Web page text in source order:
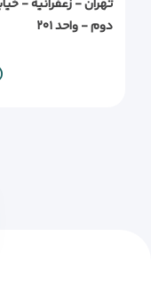
دوم - واحد ۲۰۱